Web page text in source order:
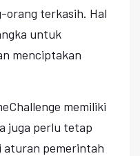
orang terkasih. Hal
untuk
menciptakan
memiliki
juga perlu tetap
pemerintah